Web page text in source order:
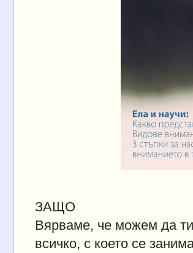
ЗАЩО
Вярваме, че можем да
всичко, с което се